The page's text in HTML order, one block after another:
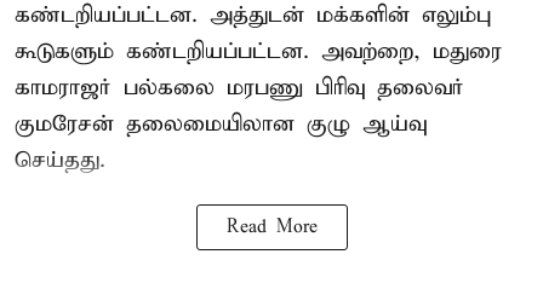
கண்டறியப்பட்டன. அத்துடன் மக்களின் எலும்பு
கூடுகளும் கண்டறியப்பட்டன. அவற்றை, மதுரை
காமராஜர் பல்கலை மரபணு பிரிவு தலைவர்
குமரேசன் தலைமையிலான குழு ஆய்வு
செய்தது.
Read More